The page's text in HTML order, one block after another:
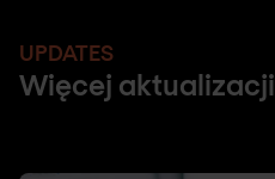
UPDATES
Więcej aktualizacji